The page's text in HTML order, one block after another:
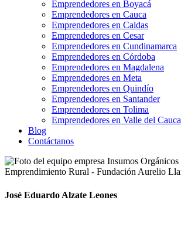
Emprendedores en Boyacá
Emprendedores en Cauca
Emprendedores en Caldas
Emprendedores en Cesar
Emprendedores en Cundinamarca
Emprendedores en Córdoba
Emprendedores en Magdalena
Emprendedores en Meta
Emprendedores en Quindío
Emprendedores en Santander
Emprendedores en Tolima
Emprendedores en Valle del Cauca
Blog
Contáctanos
José Eduardo Alzate Leones